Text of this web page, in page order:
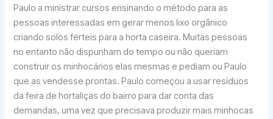
Paulo a ministrar cursos ensinando o método para as
pessoas interessadas em gerar menos lixo orgânico
criando solos férteis para a horta caseira. Muitas pessoas
no entanto não dispunham do tempo ou não queriam
construir os minhocários elas mesmas e pediam ou Paulo
que as vendesse prontas. Paulo começou a usar resíduos
da feira de hortaliças do bairro para dar conta das
demandas, uma vez que precisava produzir mais minhocas